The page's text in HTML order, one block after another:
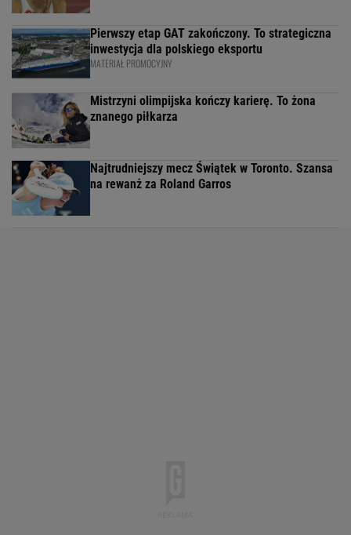
Pierwszy etap GAT zakończony. To strategiczna
inwestycja dla polskiego eksportu
MATERIAŁ PROMOCYJNY
Mistrzyni olimpijska kończy karierę. To żona
znanego piłkarza
Najtrudniejszy mecz Świątek w Toronto. Szansa
na rewanż za Roland Garros